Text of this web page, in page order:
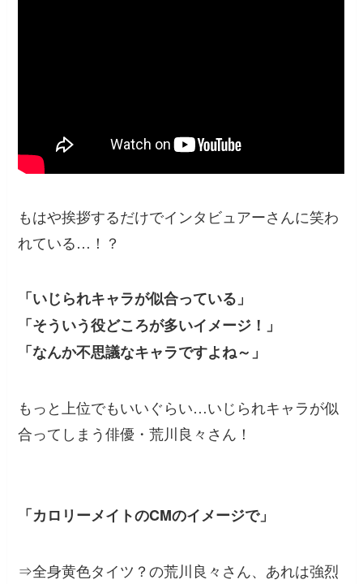
もはや挨拶するだけでインタビュアーさんに笑わ
れている…！？
「いじられキャラが似合っている」
「そういう役どころが多いイメージ！」
「なんか不思議なキャラですよね～」
もっと上位でもいいぐらい…いじられキャラが似
合ってしまう俳優・荒川良々さん！
「カロリーメイトのCMのイメージで」
⇒全身黄色タイツ？の荒川良々さん、あれは強烈